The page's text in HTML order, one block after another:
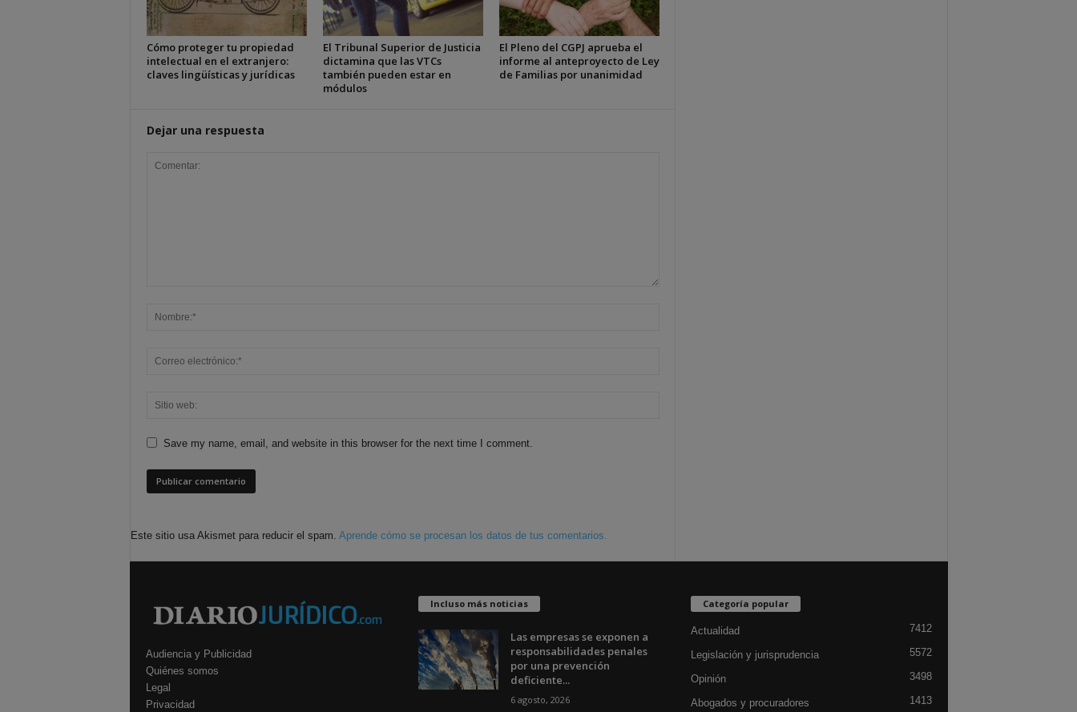
Cómo proteger tu propiedad
intelectual en el extranjero:
claves lingüísticas y jurídicas
El Tribunal Superior de Justicia
dictamina que las VTCs
también pueden estar en
módulos
El Pleno del CGPJ aprueba el
informe al anteproyecto de Ley
de Familias por unanimidad
Dejar una respuesta
Save my name, email, and website in this browser for the next time I comment.
Este sitio usa Akismet para reducir el spam. Aprende cómo se procesan los datos de tus comentarios.
Audiencia y Publicidad
Quiénes somos
Legal
Privacidad
Incluso más noticias
Las empresas se exponen a
responsabilidades penales
por una prevención
deficiente...
6 agosto, 2026
Categoría popular
Actualidad 7412
Legislación y jurisprudencia 5572
Opinión 3498
Abogados y procuradores 1413